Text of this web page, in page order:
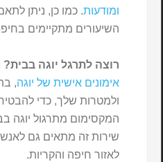
ומודעות. כמו כן, ניתן
השיעורים מתקיימים
רוצה לתרגל יוגה בבית?
אימונים אישית של יוגה,
ולמטרות שלך, כדי
המקסימום מתרגול יוגה
שירות זה מתאים גם
לאזור חיפה והקריות.